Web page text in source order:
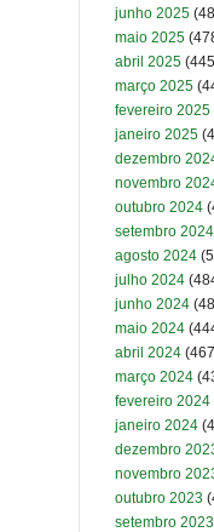
junho 2025
maio 2025
abril 2025
março 2025
fevereiro 2025
janeiro 2025
dezembro
novembro
outubro 2024
setembro 2024
agosto 2024
julho 2024
junho 2024
maio 2024
abril 2024
março 2024
fevereiro 2024
janeiro 2024
dezembro
novembro
outubro 2023
setembro 2023